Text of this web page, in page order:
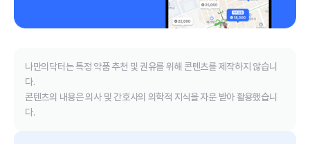
나만의닥터는 특정 약품 추천 및 권유를 위해 콘텐츠를 제작하지 않습니
다.
콘텐츠의 내용은 의사 및 간호사의 의학적 지식을 자문 받아 활용했습니
다.